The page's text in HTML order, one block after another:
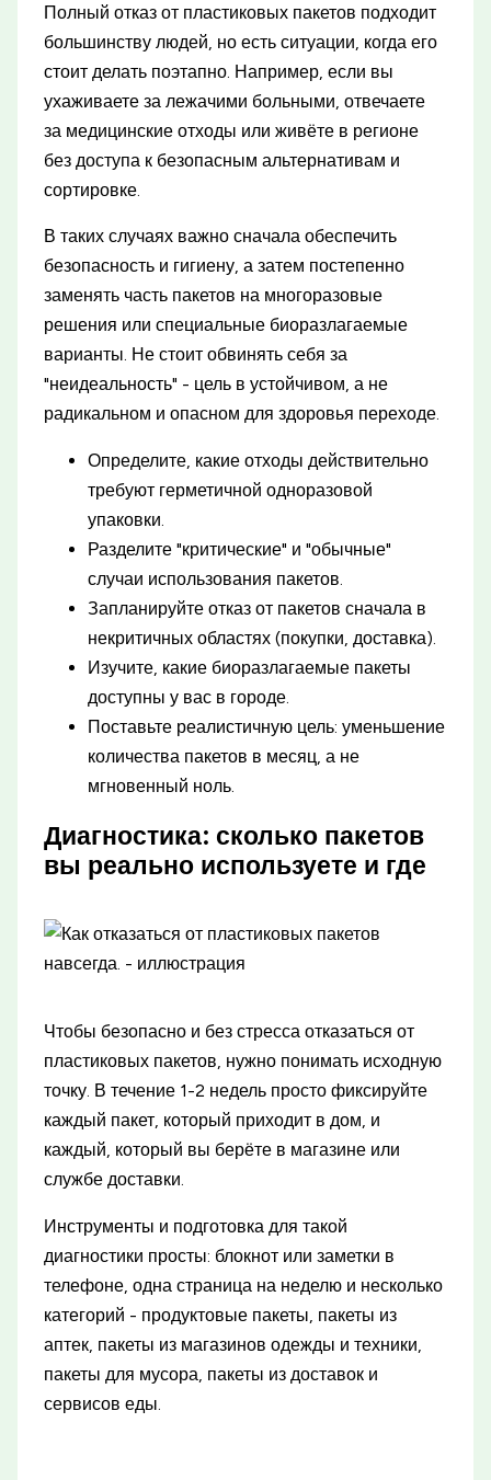
Полный отказ от пластиковых пакетов подходит
большинству людей, но есть ситуации, когда его
стоит делать поэтапно. Например, если вы
ухаживаете за лежачими больными, отвечаете
за медицинские отходы или живёте в регионе
без доступа к безопасным альтернативам и
сортировке.
В таких случаях важно сначала обеспечить
безопасность и гигиену, а затем постепенно
заменять часть пакетов на многоразовые
решения или специальные биоразлагаемые
варианты. Не стоит обвинять себя за
"неидеальность" - цель в устойчивом, а не
радикальном и опасном для здоровья переходе.
Определите, какие отходы действительно
требуют герметичной одноразовой
упаковки.
Разделите "критические" и "обычные"
случаи использования пакетов.
Запланируйте отказ от пакетов сначала в
некритичных областях (покупки, доставка).
Изучите, какие биоразлагаемые пакеты
доступны у вас в городе.
Поставьте реалистичную цель: уменьшение
количества пакетов в месяц, а не
мгновенный ноль.
Диагностика: сколько пакетов
вы реально используете и где
Чтобы безопасно и без стресса отказаться от
пластиковых пакетов, нужно понимать исходную
точку. В течение 1-2 недель просто фиксируйте
каждый пакет, который приходит в дом, и
каждый, который вы берёте в магазине или
службе доставки.
Инструменты и подготовка для такой
диагностики просты: блокнот или заметки в
телефоне, одна страница на неделю и несколько
категорий - продуктовые пакеты, пакеты из
аптек, пакеты из магазинов одежды и техники,
пакеты для мусора, пакеты из доставок и
сервисов еды.